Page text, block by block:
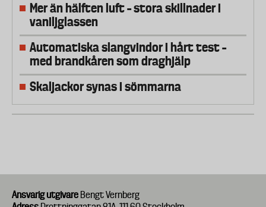
Mer än hälften luft – stora skillnader i
vaniljglassen
Automatiska slangvindor i hårt test –
med brandkåren som draghjälp
Skaljackor synas i sömmarna
Ansvarig utgivare Bengt Vernberg